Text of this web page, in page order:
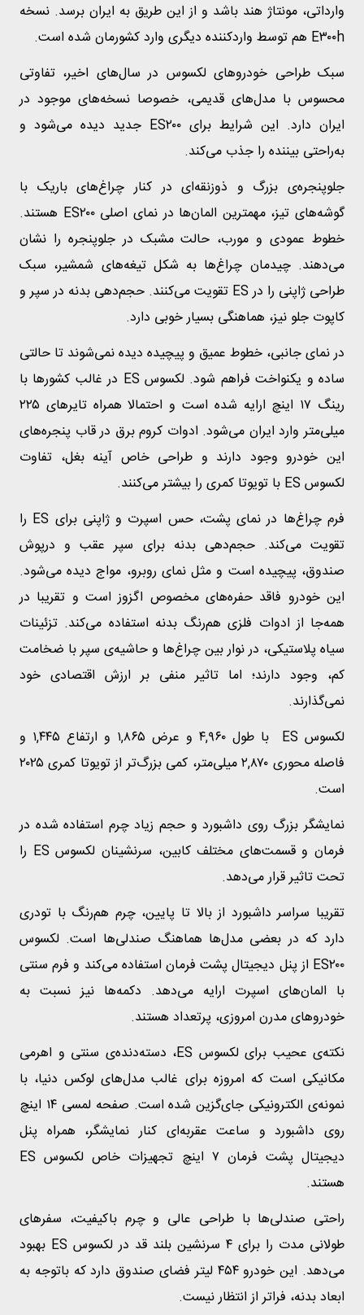
وارداتی، مونتاژ هند باشد و از این طریق به ایران برسد. نسخه
E۳۰۰h هم توسط واردکننده دیگری وارد کشورمان شده است.
سبک طراحی خودروهای لکسوس در سال‌های اخیر، تفاوتی
محسوس با مدل‌های قدیمی، خصوصا نسخه‌های موجود در
ایران دارد. این شرایط برای ES۲۰۰ جدید دیده می‌شود و
به‌راحتی بیننده را جذب می‌کند.
جلوپنجره‌ی بزرگ و ذوزنقه‌ای در کنار چراغ‌های باریک با
گوشه‌های تیز، مهمترین المان‌ها در نمای اصلی ES۲۰۰ هستند.
خطوط عمودی و مورب، حالت مشبک در جلوپنجره را نشان
می‌دهند. چیدمان چراغ‌ها به شکل تیغه‌های شمشیر، سبک
طراحی ژاپنی را در ES تقویت می‌کنند. حجم‌دهی بدنه در سپر و
کاپوت جلو نیز، هماهنگی بسیار خوبی دارد.
در نمای جانبی، خطوط عمیق و پیچیده دیده نمی‌شوند تا حالتی
ساده و یکنواخت فراهم شود. لکسوس ES در غالب کشورها با
رینگ ۱۷ اینچ ارایه شده است و احتمالا همراه تایرهای ۲۲۵
میلی‌متر وارد ایران می‌شود. ادوات کروم برق در قاب پنجره‌های
این خودرو وجود دارند و طراحی خاص آینه بغل، تفاوت
لکسوس ES با تویوتا کمری را بیشتر می‌کنند.
فرم چراغ‌ها در نمای پشت، حس اسپرت و ژاپنی برای ES را
تقویت می‌کند. حجم‌دهی بدنه برای سپر عقب و درپوش
صندوق، پیچیده است و مثل نمای روبرو، مواج دیده می‌شود.
این خودرو فاقد حفره‌های مخصوص اگزوز است و تقریبا در
همه‌جا از ادوات فلزی هم‌رنگ بدنه استفاده می‌کند. تزئینات
سیاه پلاستیکی، در نوار بین چراغ‌ها و حاشیه‌ی سپر با ضخامت
کم، وجود دارند؛ اما تاثیر منفی بر ارزش اقتصادی خود
نمی‌گذارند.
لکسوس ES با طول ۴,۹۶۰ و عرض ۱,۸۶۵ و ارتفاع ۱,۴۴۵ و
فاصله محوری ۲,۸۷۰ میلی‌متر، کمی بزرگ‌تر از تویوتا کمری ۲۰۲۵
است.
نمایشگر بزرگ روی داشبورد و حجم زیاد چرم استفاده شده در
فرمان و قسمت‌های مختلف کابین، سرنشینان لکسوس ES را
تحت تاثیر قرار می‌دهد.
تقریبا سراسر داشبورد از بالا تا پایین، چرم هم‌رنگ با تودری
دارد که در بعضی مدل‌ها هماهنگ صندلی‌ها است. لکسوس
ES۲۰۰ از پنل دیجیتال پشت فرمان استفاده می‌کند و فرم سنتی
با المان‌های اسپرت ارایه می‌دهد. دکمه‌ها نیز نسبت به
خودروهای مدرن امروزی، پرتعداد هستند.
نکته‌ی عحیب برای لکسوس ES، دسته‌دنده‌ی سنتی و اهرمی
مکانیکی است که امروزه برای غالب مدل‌های لوکس دنیا، با
نمونه‌ی الکترونیکی جای‌گزین شده است. صفحه لمسی ۱۴ اینچ
روی داشبورد و ساعت عقربه‌ای کنار نمایشگر، همراه پنل
دیجیتال پشت فرمان ۷ اینچ تجهیزات خاص لکسوس ES
هستند.
راحتی صندلی‌ها با طراحی عالی و چرم باکیفیت، سفرهای
طولانی مدت را برای ۴ سرنشین بلند قد در لکسوس ES بهبود
می‌دهد. این خودرو ۴۵۴ لیتر فضای صندوق دارد که باتوجه به
ابعاد بدنه، فراتر از انتظار نیست.